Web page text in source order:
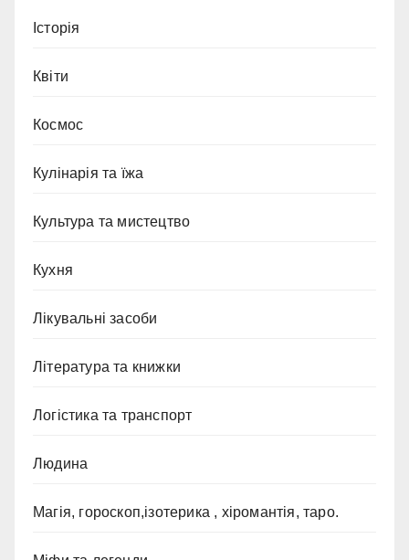
Історія
Квіти
Космос
Кулінарія та їжа
Культура та мистецтво
Кухня
Лікувальні засоби
Література та книжки
Логістика та транспорт
Людина
Магія, гороскоп,ізотерика , хіромантія, таро.